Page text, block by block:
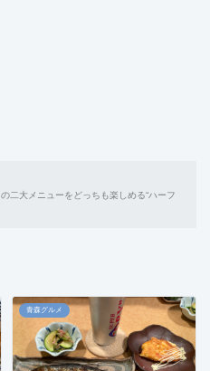
二大メニューをどっちも楽しめる“ハーフ
青森グルメ